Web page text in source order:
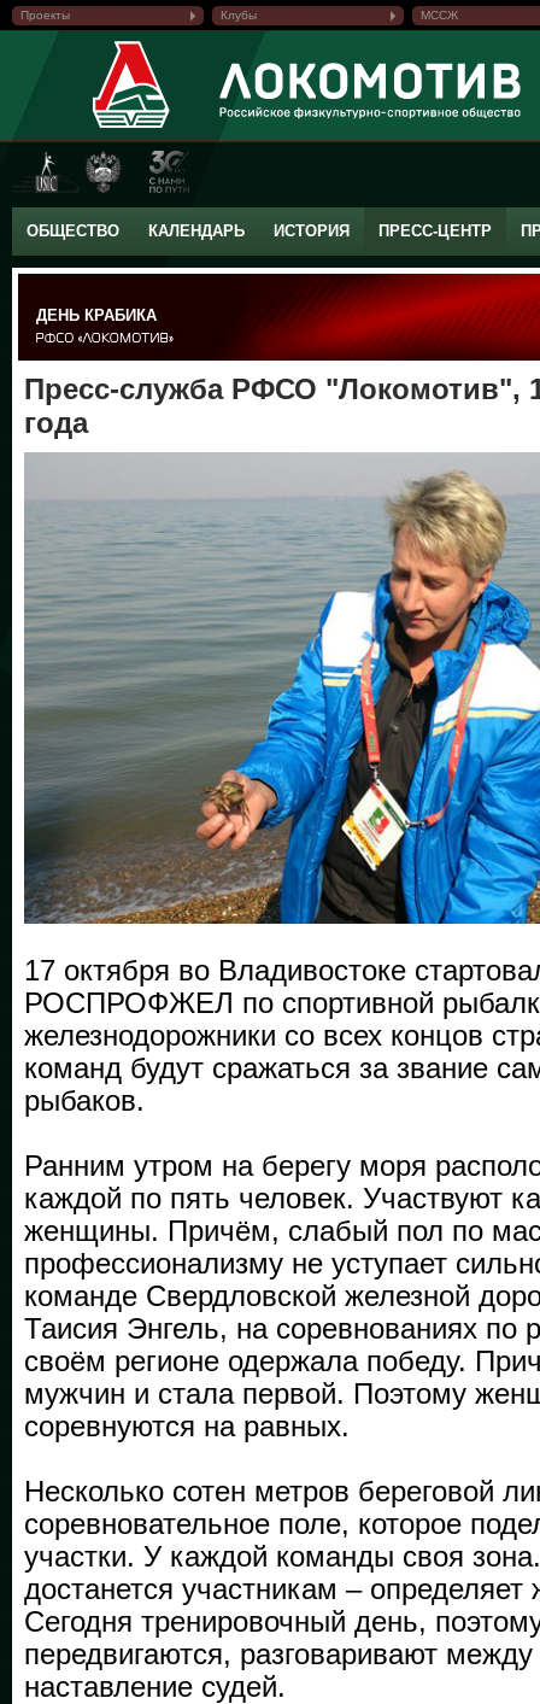
Проекты Клубы МССЖ
ОБЩЕСТВО КАЛЕНДАРЬ ИСТОРИЯ ПРЕСС-ЦЕНТР
ДЕНЬ КРАБИКА
Пресс-служба РФСО "Локомотив",
года
17 октября во Владивостоке
РОСПРОФЖЕЛ по спортивной
железнодорожники со всех концов
команд будут сражаться за звание
рыбаков.
Ранним утром на берегу моря
каждой по пять человек. Участвуют
женщины. Причём, слабый пол по
профессионализму не уступает
команде Свердловской железной
Таисия Энгель, на соревнованиях по
своём регионе одержала победу.
мужчин и стала первой. Поэтому
соревнуются на равных.
Несколько сотен метров береговой
соревновательное поле, которое
участки. У каждой команды своя
достанется участникам – определяет
Сегодня тренировочный день,
передвигаются, разговаривают
наставление судей.